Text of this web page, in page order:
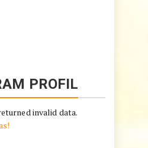
PROFIL
invalid data.